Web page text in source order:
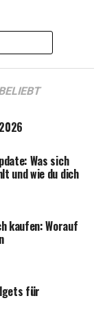
Was sich
und wie du dich
kaufen: Worauf
für